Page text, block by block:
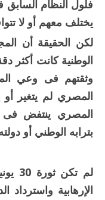
فلول النظام السابق
يختلف معهم أو لا
لكن الحقيقة أن
الوطنية كانت أكثر
وثقتهم فى وعي
المصري لم يتغير أو
المصري ينتفض فى
بترابه الوطني أو
لم تكن
الإرهابية